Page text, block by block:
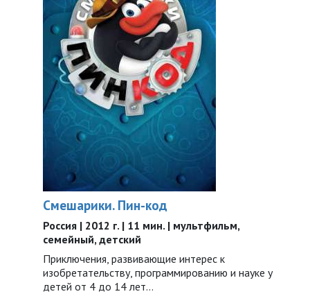
Смешарики. Пин-код
Россия | 2012 г. | 11 мин. | мультфильм,
семейный, детский
Приключения, развивающие интерес к
изобретательству, программированию и науке у
детей от 4 до 14 лет…